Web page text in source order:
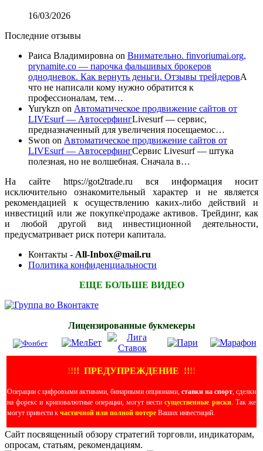
16/03/2026
Последние отзывы
Раиса Владимировна on Внимательно. finvoriumai.org,
prynamite.co — парочка фальшивых брокеров
однодневок. Как вернуть деньги. Отзывы трейдеровА
что не написали кому нужно обратится к
профессионалам, тем…
Yurykzn on Автоматическое продвижение сайтов от
LIVEsurf — АвтосерфингLivesurf — сервис,
предназначенный для увеличения посещаемос…
Swon on Автоматическое продвижение сайтов от
LIVEsurf — АвтосерфингСервис Livesurf — штука
полезная, но не волшебная. Сначала в…
На сайте https://got2trade.ru вся информация носит
исключительно ознакомительный характер и не является
рекомендацией к осуществлению каких-либо действий и
инвестиций или же покупке\продаже активов. Трейдинг, как
и любой другой вид инвестиционной деятельности,
предусматривает риск потери капитала.
Контакты - All-Inbox@mail.ru
Политика конфиденциальности
ЕЩЕ БОЛЬШЕ ВИДЕО
Лицензированные букмекеры
!!!! ПРЕДУПРЕЖДЕНИЕ !!!!
Операции с цифровыми активами, бинарными опционами, ставки на спорт, сделки
на форекс и криповалютные операции, могут нестисущественные риски. Так же
могут привести к частичной или полной потере Ваших инвестиций.
Сайт посвященный обзору стратегий торговли, индикаторам,
опросам, статьям, рекомендациям.